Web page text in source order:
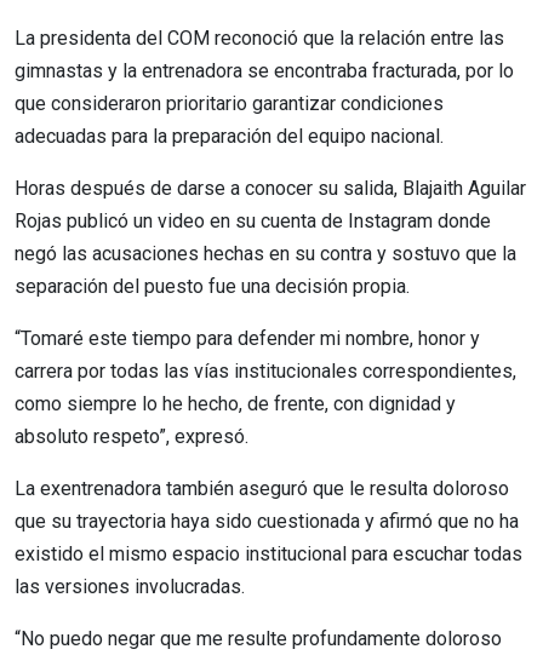
La presidenta del COM reconoció que la relación entre las
gimnastas y la entrenadora se encontraba fracturada, por lo
que consideraron prioritario garantizar condiciones
adecuadas para la preparación del equipo nacional.
Horas después de darse a conocer su salida, Blajaith Aguilar
Rojas publicó un video en su cuenta de Instagram donde
negó las acusaciones hechas en su contra y sostuvo que la
separación del puesto fue una decisión propia.
“Tomaré este tiempo para defender mi nombre, honor y
carrera por todas las vías institucionales correspondientes,
como siempre lo he hecho, de frente, con dignidad y
absoluto respeto”, expresó.
La exentrenadora también aseguró que le resulta doloroso
que su trayectoria haya sido cuestionada y afirmó que no ha
existido el mismo espacio institucional para escuchar todas
las versiones involucradas.
“No puedo negar que me resulte profundamente doloroso